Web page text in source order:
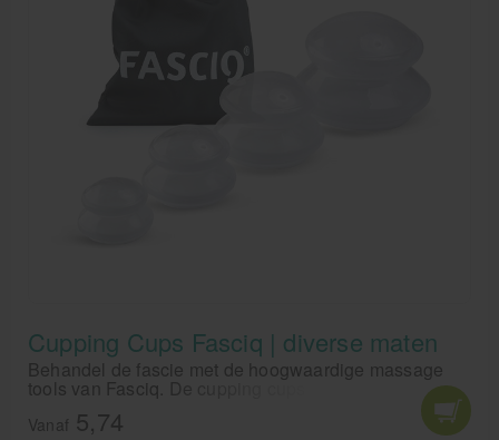
Cupping Cups Fasciq | diverse maten
Behandel de fascie met de hoogwaardige massage
tools van Fasciq. De cupping cups zijn speciaal
ontwikkeld voor het losmaken van de fascie en het
onderhouden van een soepel fasciaal netwerk
Vanaf 5,74